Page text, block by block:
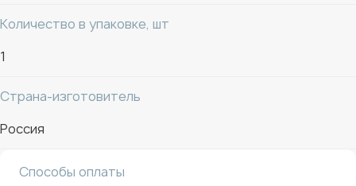
Количество в упаковке, шт
1
Страна-изготовитель
Россия
Способы оплаты